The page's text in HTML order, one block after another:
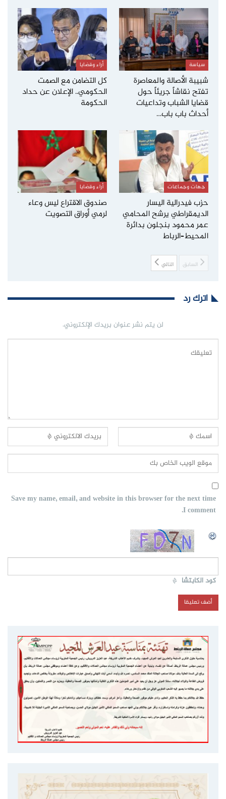
سياسة
شبيبة الأصالة والمعاصرة
تفتح نقاشاً جريئاً حول
قضايا الشباب وتداعيات
أحداث باب باب…
أراء وقضايا
كل التضامن مع الصمت
الحكومي.. الإعلان عن حداد
الحكومة
جهات وجماعات
حزب فيدرالية اليسار
الديمقراطي يرشح المحامي
عمر محمود بنجلون بدائرة
المحيط–الرباط
أراء وقضايا
صندوق الاقتراع ليس وعاء
لرمي أوراق التصويت
السابق التالي
اترك رد
لن يتم نشر عنوان بريدك الإلكتروني.
Save my name, email, and website in this browser for the next time
I comment.
كود الكابتشا *